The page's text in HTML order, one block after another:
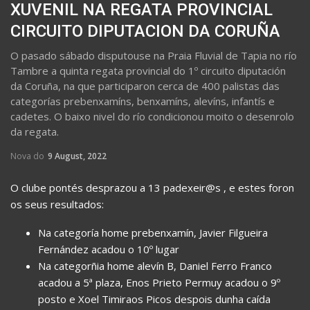
XUVENIL NA REGATA PROVINCIAL
CIRCUITO DIPUTACION DA CORUÑA
O pasado sábado disputouse na Praia Fluvial de Tapia no río
Tambre a quinta regata provincial do 1º circuito diputación
da Coruña, na que participaron cerca de 400 palistas das
categorías prebenxamíns, benxamíns, alevíns, infantís e
cadetes. O baixo nivel do río condicionou moito o desenrolo
da regata.
Nova do 9 August, 2022
O clube pontés desprazou a 13 padexeir@s , e estes foron
os seus resultados:
Na categoría home prebenxamín, Javier Filgueira
Fernández acadou o 10º lugar
Na categorñia home alevín B, Daniel Ferro Franco
acadou a 5ª plaza, Enos Prieto Permuy acadou o 9º
posto e Xoel Timiraos Picos despois dunha caída